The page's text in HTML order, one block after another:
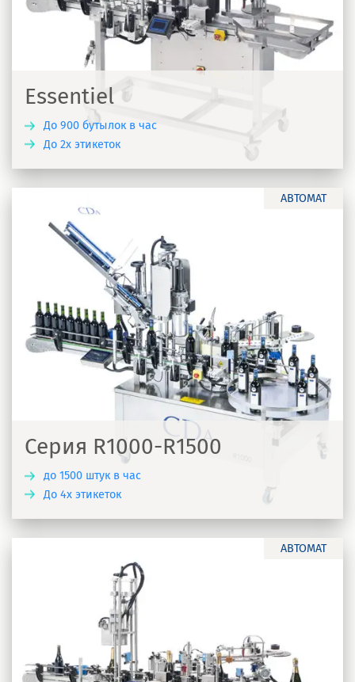
Essentiel
До 900 бутылок в час
До 2х этикеток
АВТОМАТ
Серия R1000-R1500
до 1500 штук в час
До 4х этикеток
АВТОМАТ